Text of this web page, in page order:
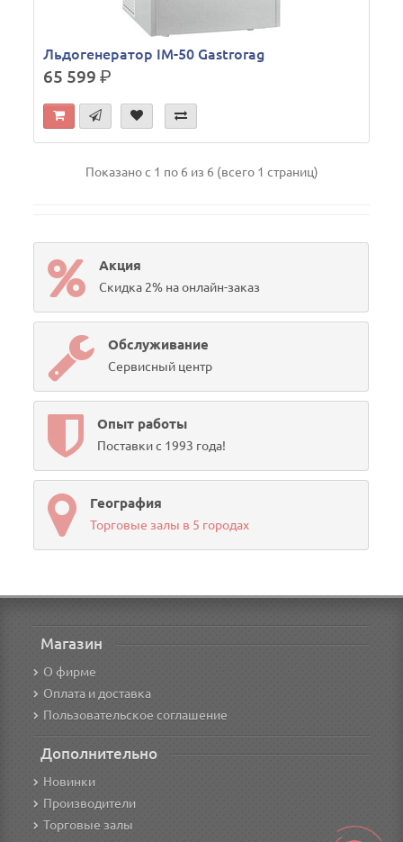
Льдогенератор IM-50 Gastrorag
65 599р.
Показано с 1 по 6 из 6 (всего 1 страниц)
Акция
Скидка 2% на онлайн-заказ
Обслуживание
Сервисный центр
Опыт работы
Поставки с 1993 года!
География
Торговые залы в 5 городах
Магазин
О фирме
Оплата и доставка
Пользовательское соглашение
Дополнительно
Новинки
Производители
Торговые залы